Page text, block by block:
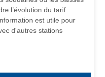
l’évolution du tarif
est utile pour
d'autres stations